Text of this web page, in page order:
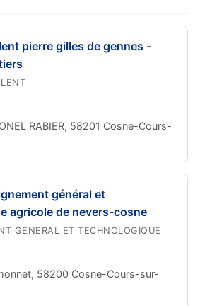
pierre gilles de gennes -
RABIER, 58201 Cosne-Cours-
général et
agricole de nevers-cosne
GENERAL ET TECHNOLOGIQUE
58200 Cosne-Cours-sur-